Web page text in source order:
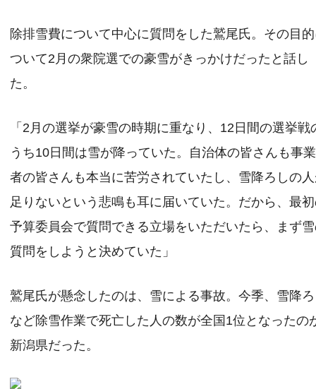
除排雪費について中心に質問をした鷲尾氏。その目
ついて2月の衆院選での豪雪がきっかけだったと話し
た。
「2月の選挙が豪雪の時期に重なり、12日間の選挙戦
うち10日間は雪が降っていた。自治体の皆さんも事業
者の皆さんも本当に苦労されていたし、雪降ろしの
足りないという悲鳴も耳に届いていた。だから、最
予算委員会で質問できる立場をいただいたら、まず
質問をしようと決めていた」
鷲尾氏が懸念したのは、雪による事故。今季、雪降
など除雪作業で死亡した人の数が全国1位となったの
新潟県だった。